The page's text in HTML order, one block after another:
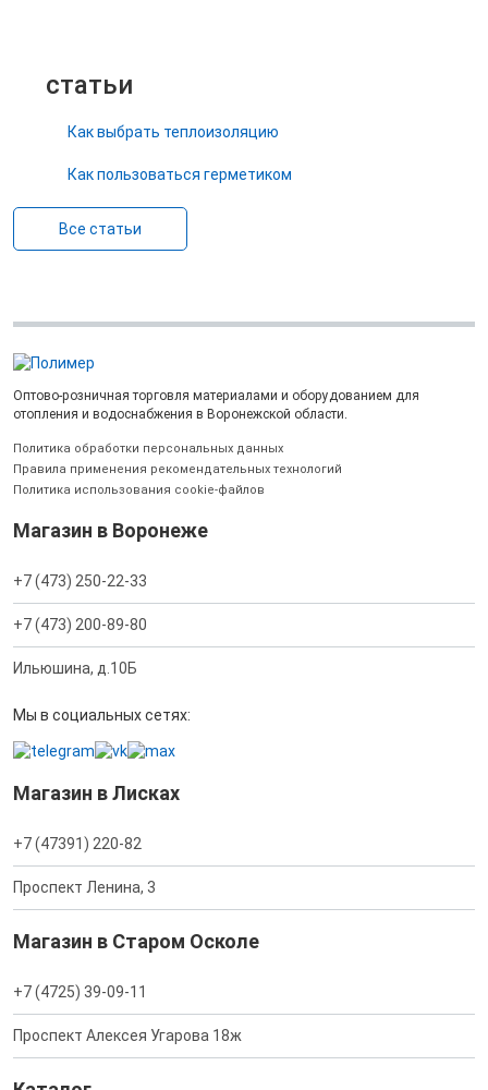
статьи
Как выбрать теплоизоляцию
Как пользоваться герметиком
Все статьи
Оптово-розничная торговля материалами и оборудованием для
отопления и водоснабжения в Воронежской области.
Политика обработки персональных данных
Правила применения рекомендательных технологий
Политика использования cookie-файлов
Магазин в Воронеже
+7 (473) 250-22-33
+7 (473) 200-89-80
Ильюшина, д.10Б
Мы в социальных сетях:
Магазин в Лисках
+7 (47391) 220-82
Проспект Ленина, 3
Магазин в Старом Осколе
+7 (4725) 39-09-11
Проспект Алексея Угарова 18ж